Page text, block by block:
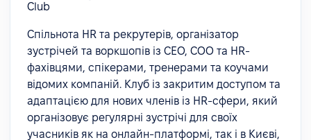
Спільнота HR та рекрутерів, організатор
зустрічей та воркшопів із CEO, COO та HR-
фахівцями, спікерами, тренерами та коучами
відомих компаній. Клуб із закритим доступом та
адаптацією для нових членів із HR-сфери, який
організовує регулярні зустрічі для своїх
учасників як на онлайн-платформі, так і в Києві,